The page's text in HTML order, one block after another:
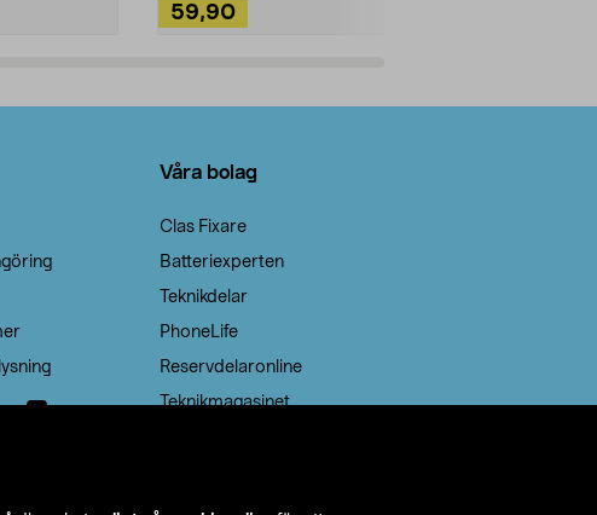
59,90
Våra bolag
Clas Fixare
Batteriexperten
Teknikdelar
PhoneLife
Reservdelaronline
Teknikmagasinet